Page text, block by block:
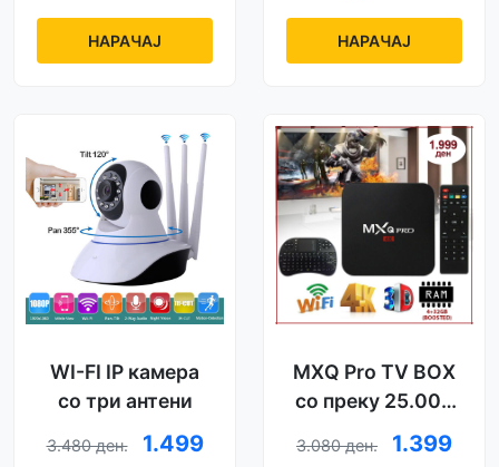
НАРАЧАЈ НАРАЧАЈ
WI-FI IP камера
со три антени
3.480 ден.
1.499
MXQ Pro TV BOX
со преку 25.000
канали
3.080 ден.
1.399